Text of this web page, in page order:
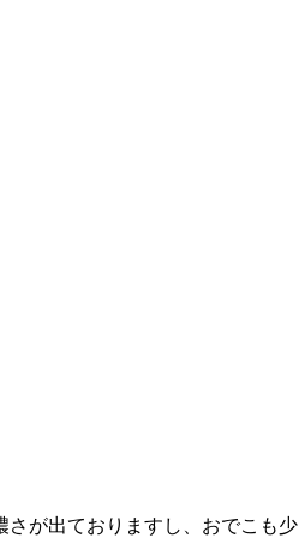
が出ておりますし、おでこも少